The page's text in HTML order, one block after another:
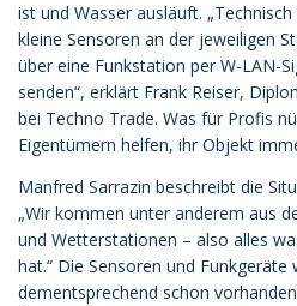
ist und Wasser ausläuft.
kleine Sensoren an der jeweiligen
über eine Funkstation per W-LAN-
senden“, erklärt Frank Reiser,
bei Techno Trade. Was für Profis
Eigentümern helfen, ihr Objekt
Manfred Sarrazin beschreibt die
„Wir kommen unter anderem aus
und Wetterstationen – also alles
hat.“ Die Sensoren und Funkgeräte
dementsprechend schon